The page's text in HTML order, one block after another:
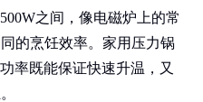
之间，像电磁炉上的常
的烹饪效率。家用压力锅
率既能保证快速升温，又